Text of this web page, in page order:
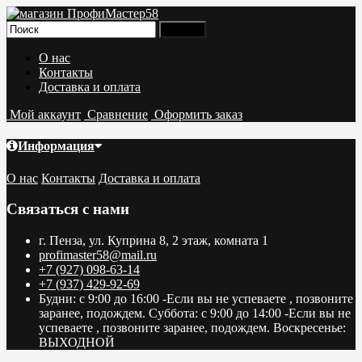
О нас
Контакты
Доставка и оплата
Мой аккаунт Сравнение Оформить заказ
Информация
О нас Контакты Доставка и оплата
Связаться с нами
г. Пенза, ул. Куприна 8, 2 этаж, комната 1
profimaster58@mail.ru
+7 (927) 098-63-14
+7 (937) 429-92-69
Будни: с 9:00 до 16:00 -Если вы не успеваете , позвоните
заранее, подождем. Суббота: с 9:00 до 14:00 -Если вы не
успеваете , позвоните заранее, подождем. Воскресенье:
ВЫХОДНОЙ